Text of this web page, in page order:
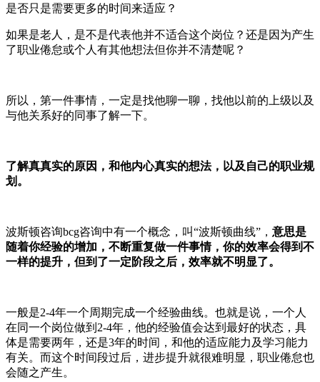
是否只是需要更多的时间来适应？
如果是老人，是不是代表他并不适合这个岗位？还是因为产生
了职业倦怠或个人有其他想法但你并不清楚呢？
所以，第一件事情，一定是找他聊一聊，找他以前的上级以及
与他关系好的同事了解一下。
了解真真实的原因，和他内心真实的想法，以及自己的职业规
划。
波斯顿咨询bcg咨询中有一个概念，叫“波斯顿曲线”， 意思是
随着你经验的增加，不断重复做一件事情，你的效率会得到不
一样的提升，但到了一定阶段之后，效率就不明显了。
一般是2-4年一个周期完成一个经验曲线。也就是说，一个人
在同一个岗位做到2-4年，他的经验值会达到最好的状态，具
体是需要两年，还是3年的时间，和他的适应能力及学习能力
有关。而这个时间段过后，进步提升就很难明显，职业倦怠也
会随之产生。